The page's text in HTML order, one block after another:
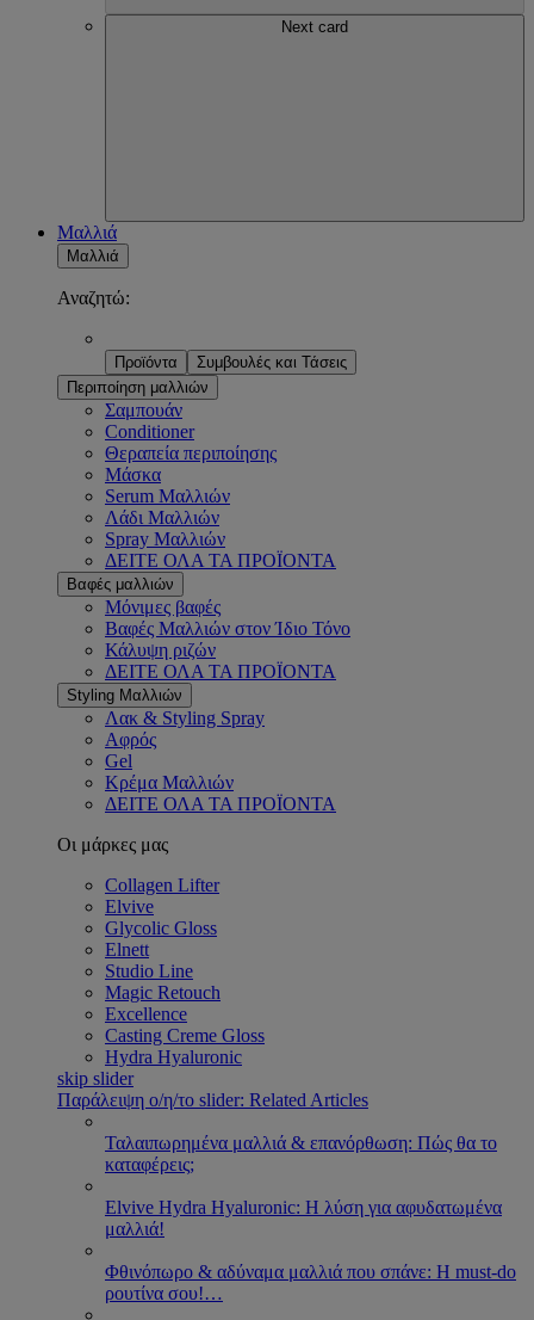
Next card
Μαλλιά
Μαλλιά
Αναζητώ:
Προϊόντα
Συμβουλές και Τάσεις
Περιποίηση μαλλιών
Σαμπουάν
Conditioner
Θεραπεία περιποίησης
Μάσκα
Serum Μαλλιών
Λάδι Μαλλιών
Spray Μαλλιών
ΔΕΙΤΕ ΟΛΑ ΤΑ ΠΡΟΪΟΝΤΑ
Βαφές μαλλιών
Μόνιμες βαφές
Βαφές Μαλλιών στον Ίδιο Τόνο
Κάλυψη ριζών
ΔΕΙΤΕ ΟΛΑ ΤΑ ΠΡΟΪΟΝΤΑ
Styling Μαλλιών
Λακ & Styling Spray
Αφρός
Gel
Κρέμα Μαλλιών
ΔΕΙΤΕ ΟΛΑ ΤΑ ΠΡΟΪΟΝΤΑ
Οι μάρκες μας
Collagen Lifter
Elvive
Glycolic Gloss
Elnett
Studio Line
Magic Retouch
Excellence
Casting Creme Gloss
Hydra Hyaluronic
skip slider
Παράλειψη ο/η/το slider: Related Articles
Ταλαιπωρημένα μαλλιά & επανόρθωση: Πώς θα το
καταφέρεις;
Εlvive Hydra Hyaluronic: H λύση για αφυδατωμένα
μαλλιά!
Φθινόπωρο & αδύναμα μαλλιά που σπάνε: Η must-do
ρουτίνα σου!…